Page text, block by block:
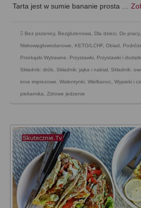
Tarta jest w sumie bananie prosta …
Bez pszenicy, Bezglutenowa Dla dzieci Do pracy,
Niskowęglowodanowe, KETO/LCHF, Obiad
Przekąski Wytrawne Przystawki Przystawki i
Składnik: drób Składnik: jajka i nabiał Składnik:
inne imprezowe Walentynki Wielkanoc Wypieki i
piekarnika Zdrowe jedzenie